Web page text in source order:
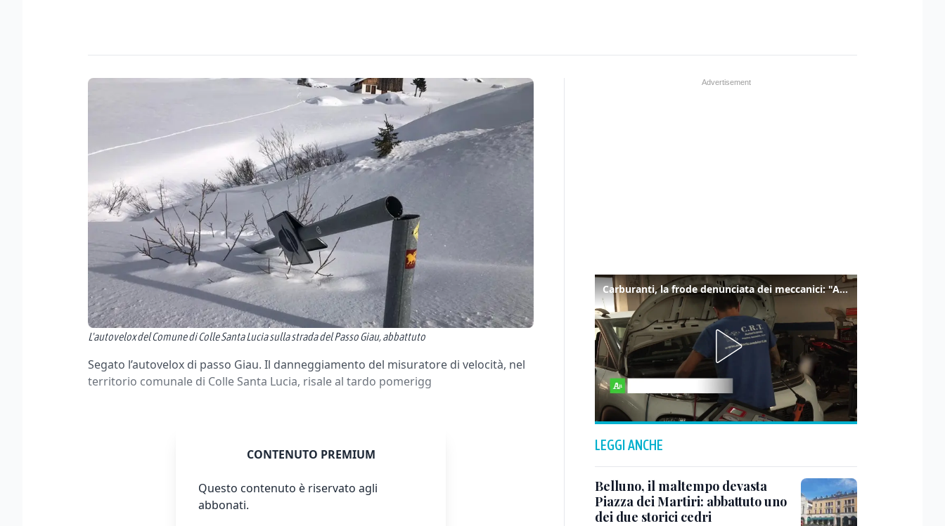
L'autovelox del Comune di Colle Santa Lucia sulla strada del Passo Giau, abbattuto
Segato l’autovelox di passo Giau. Il danneggiamento del misuratore di velocità, nel
territorio comunale di Colle Santa Lucia, risale al tardo pomerigg
CONTENUTO PREMIUM
Questo contenuto è riservato agli
abbonati.
Carburanti, la frode denunciata dei meccanici: "Acqua in gasolio e benzina"
LEGGI ANCHE
Belluno, il maltempo devasta
Piazza dei Martiri: abbattuto uno
dei due storici cedri